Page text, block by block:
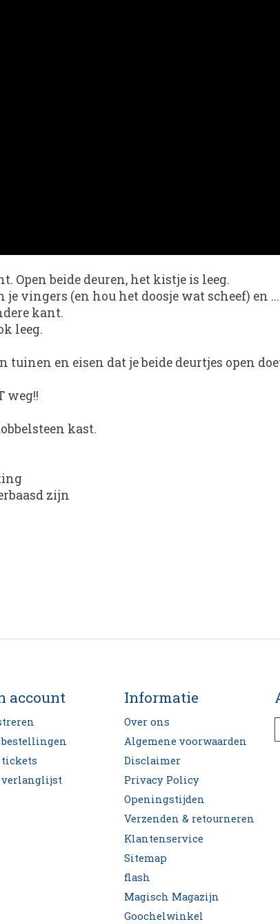
Open beide deuren, het kistje is leeg.
vingers (en hou het doosje wat scheef) en
kant.
leeg.
en eisen dat je beide deurtjes open
weg!!
kast.
zijn
account Informatie
Over ons
Algemene voorwaarden
Disclaimer
Privacy Policy
Openingstijden
Verzenden & retourneren
Klantenservice
Sitemap
flash
Magisch Magazijn
Goochelwinkel